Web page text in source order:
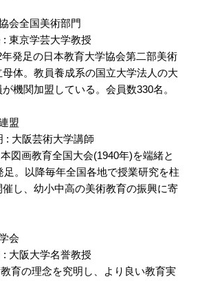
会全国美術部門
: 東京学芸大学教授
年発足の日本教育大学協会第二部美術
体。教員養成系の国立大学法人の大
機関加盟している。会員数330名。
盟
: 大阪芸術大学講師
図画教育全国大会(1940年)を端緒と
足。以降毎年全国各地で授業研究を柱
し、幼小中高の美術教育の振興に寄
会
: 大阪大学名誉教授
育の理念を究明し、より良い教育実